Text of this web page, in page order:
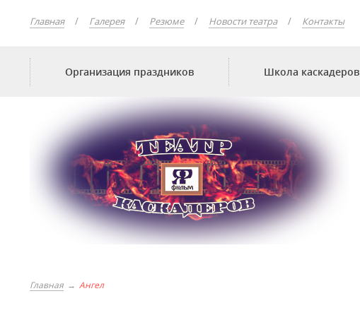
Главная Галерея Резюме Новости театра Контакты
Организация праздников Школа каскадеров
Главная Ангел